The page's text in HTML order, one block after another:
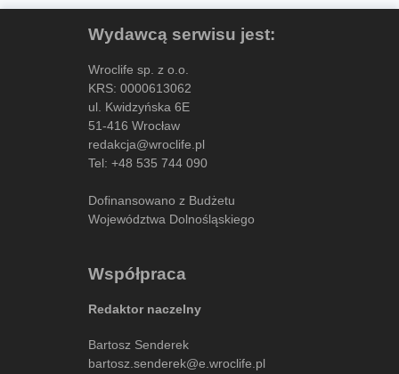
Wydawcą serwisu jest:
Wroclife sp. z o.o.
KRS: 0000613062
ul. Kwidzyńska 6E
51-416 Wrocław
redakcja@wroclife.pl
Tel: +48 535 744 090
Dofinansowano z Budżetu
Województwa Dolnośląskiego
Współpraca
Redaktor naczelny
Bartosz Senderek
bartosz.senderek@e.wroclife.pl